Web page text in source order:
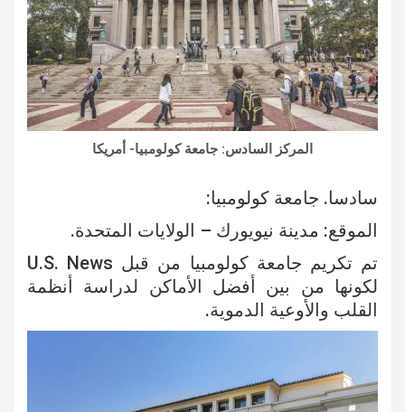
المركز السادس: جامعة كولومبيا- أمريكا
سادسا. جامعة كولومبيا:
الموقع: مدينة نيويورك – الولايات المتحدة.
تم تكريم جامعة كولومبيا من قبل U.S. News
لكونها من بين أفضل الأماكن لدراسة أنظمة
القلب والأوعية الدموية.